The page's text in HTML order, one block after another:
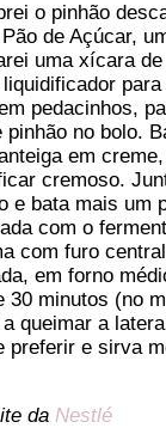
o pinhão
de Açúcar,
uma xícara
pedacinhos,
no bolo.
em
cremoso.
e bata mais um
com o
com furo
em forno
30 minutos (no
queimar a
preferir e sirva
daNestlé